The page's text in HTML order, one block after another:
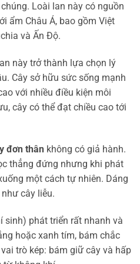
Loài lan này có nguồn
ẩm Châu Á, bao gồm Việt
và Ấn Độ.
này trở thành lựa chọn lý
Cây sở hữu sức sống mạnh
với nhiều điều kiện môi
cây có thể đạt chiều cao tới
đơn thân không có giả hành.
thẳng đứng nhưng khi phát
một cách tự nhiên. Dáng
cây liễu.
sinh) phát triển rất nhanh và
hoặc xanh tím, bám chắc
trò kép: bám giữ cây và hấp